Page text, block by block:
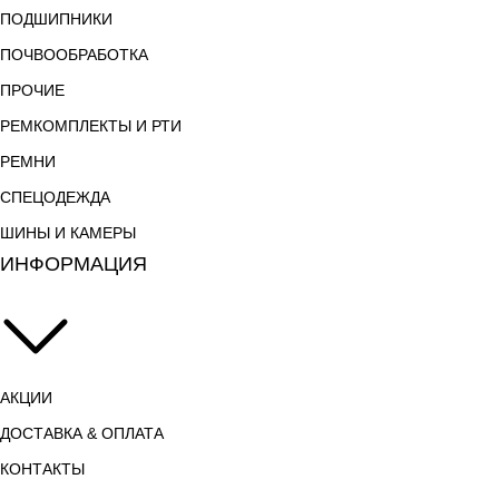
ПОДШИПНИКИ
ПОЧВООБРАБОТКА
ПРОЧИЕ
РЕМКОМПЛЕКТЫ И РТИ
РЕМНИ
СПЕЦОДЕЖДА
ШИНЫ И КАМЕРЫ
ИНФОРМАЦИЯ
АКЦИИ
ДОСТАВКА & ОПЛАТА
КОНТАКТЫ